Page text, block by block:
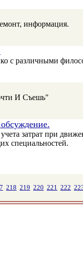
информация.
с различными
И Съешь"
затрат при
специальностей.
218 219 220 221 222